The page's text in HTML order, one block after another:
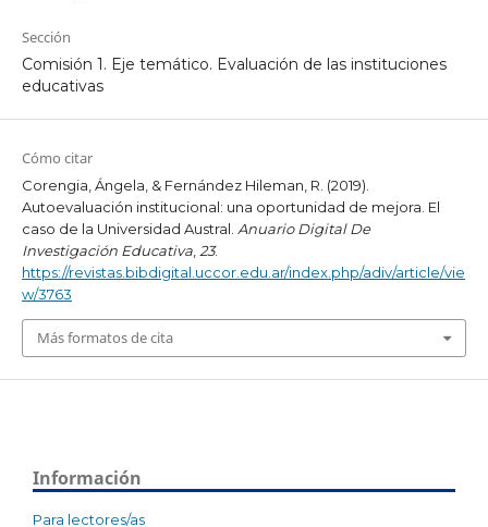
Sección
Comisión 1. Eje temático. Evaluación de las instituciones
educativas
Cómo citar
Corengia, Ángela, & Fernández Hileman, R. (2019).
Autoevaluación institucional: una oportunidad de mejora. El
caso de la Universidad Austral. Anuario Digital De
Investigación Educativa, 23.
https://revistas.bibdigital.uccor.edu.ar/index.php/adiv/article/vie
w/3763
Más formatos de cita
Información
Para lectores/as